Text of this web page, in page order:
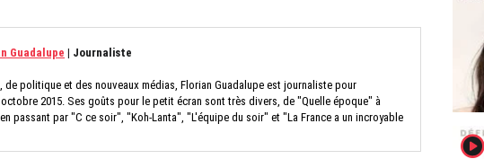
Guadalupe | Journaliste
de politique et des nouveaux médias, Florian Guadalupe est journaliste pour
2015. Ses goûts pour le petit écran sont très divers, de "Quelle époque" à
passant par "C ce soir", "Koh-Lanta", "L'équipe du soir" et "La France a un incroyable
player2